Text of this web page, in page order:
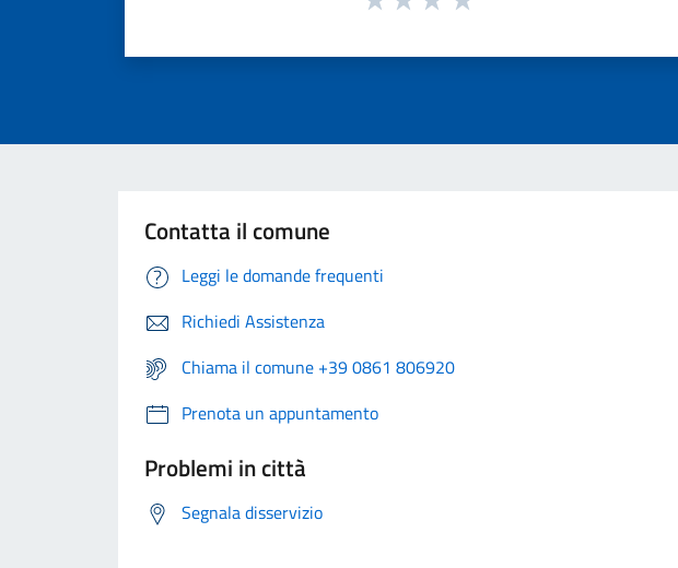
Contatta il comune
Leggi le domande frequenti
Richiedi Assistenza
Chiama il comune +39 0861 806920
Prenota un appuntamento
Problemi in città
Segnala disservizio